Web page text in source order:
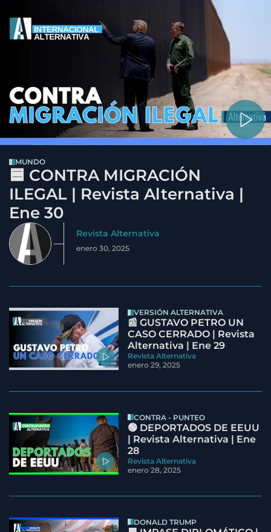
MUNDO
🟦 CONTRA MIGRACIÓN
ILEGAL | Revista Alternativa |
Ene 30
Revista Alternativa
enero 30, 2025
VERSIÓN ALTERNATIVA
📰 GUSTAVO PETRO UN
CASO CERRADO | Revista
Alternativa | Ene 29
Revista Alternativa
enero 29, 2025
CONTRA - PUNTEO
🟢 DEPORTADOS DE EEUU
| Revista Alternativa | Ene
28
Revista Alternativa
enero 28, 2025
DONALD TRUMP